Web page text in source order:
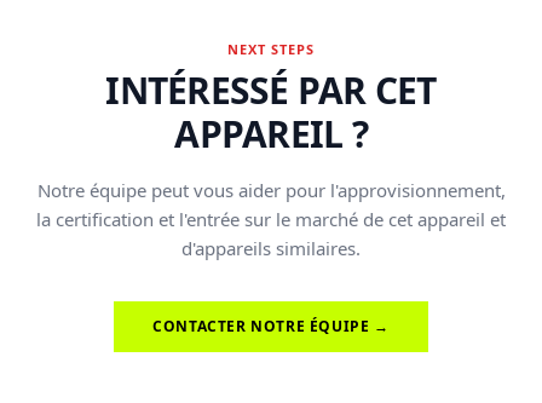
NEXT STEPS
INTÉRESSÉ PAR CET
APPAREIL ?
Notre équipe peut vous aider pour l'approvisionnement,
la certification et l'entrée sur le marché de cet appareil et
d'appareils similaires.
CONTACTER NOTRE ÉQUIPE →